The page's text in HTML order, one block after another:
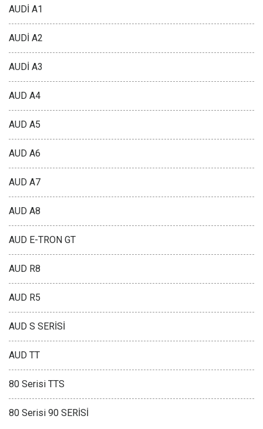
AUDİ A1
AUDİ A2
AUDİ A3
AUD A4
AUD A5
AUD A6
AUD A7
AUD A8
AUD E-TRON GT
AUD R8
AUD R5
AUD S SERİSİ
AUD TT
80 Serisi TTS
80 Serisi 90 SERİSİ